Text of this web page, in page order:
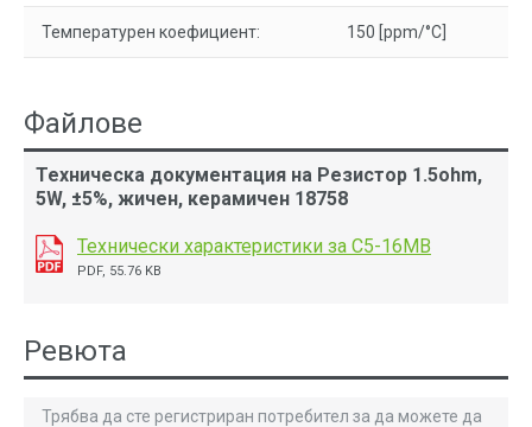
Температурен коефициент: 150 [ppm/°C]
Файлове
Техническа документация на Резистор 1.5ohm,
5W, ±5%, жичен, керамичен 18758
Технически характеристики за С5-16МВ
PDF, 55.76 KB
Ревюта
Трябва да сте регистриран потребител за да можете да